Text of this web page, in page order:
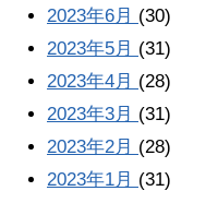
2023年6月 (30)
2023年5月 (31)
2023年4月 (28)
2023年3月 (31)
2023年2月 (28)
2023年1月 (31)